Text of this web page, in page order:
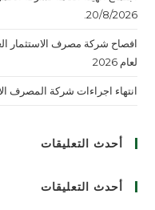
20/8/2026.
افصاح شركة مصرف الاستثمار
لعام 2026
انتهاء اجراءات شركة المصرف
أحدث التعليقات
أحدث التعليقات